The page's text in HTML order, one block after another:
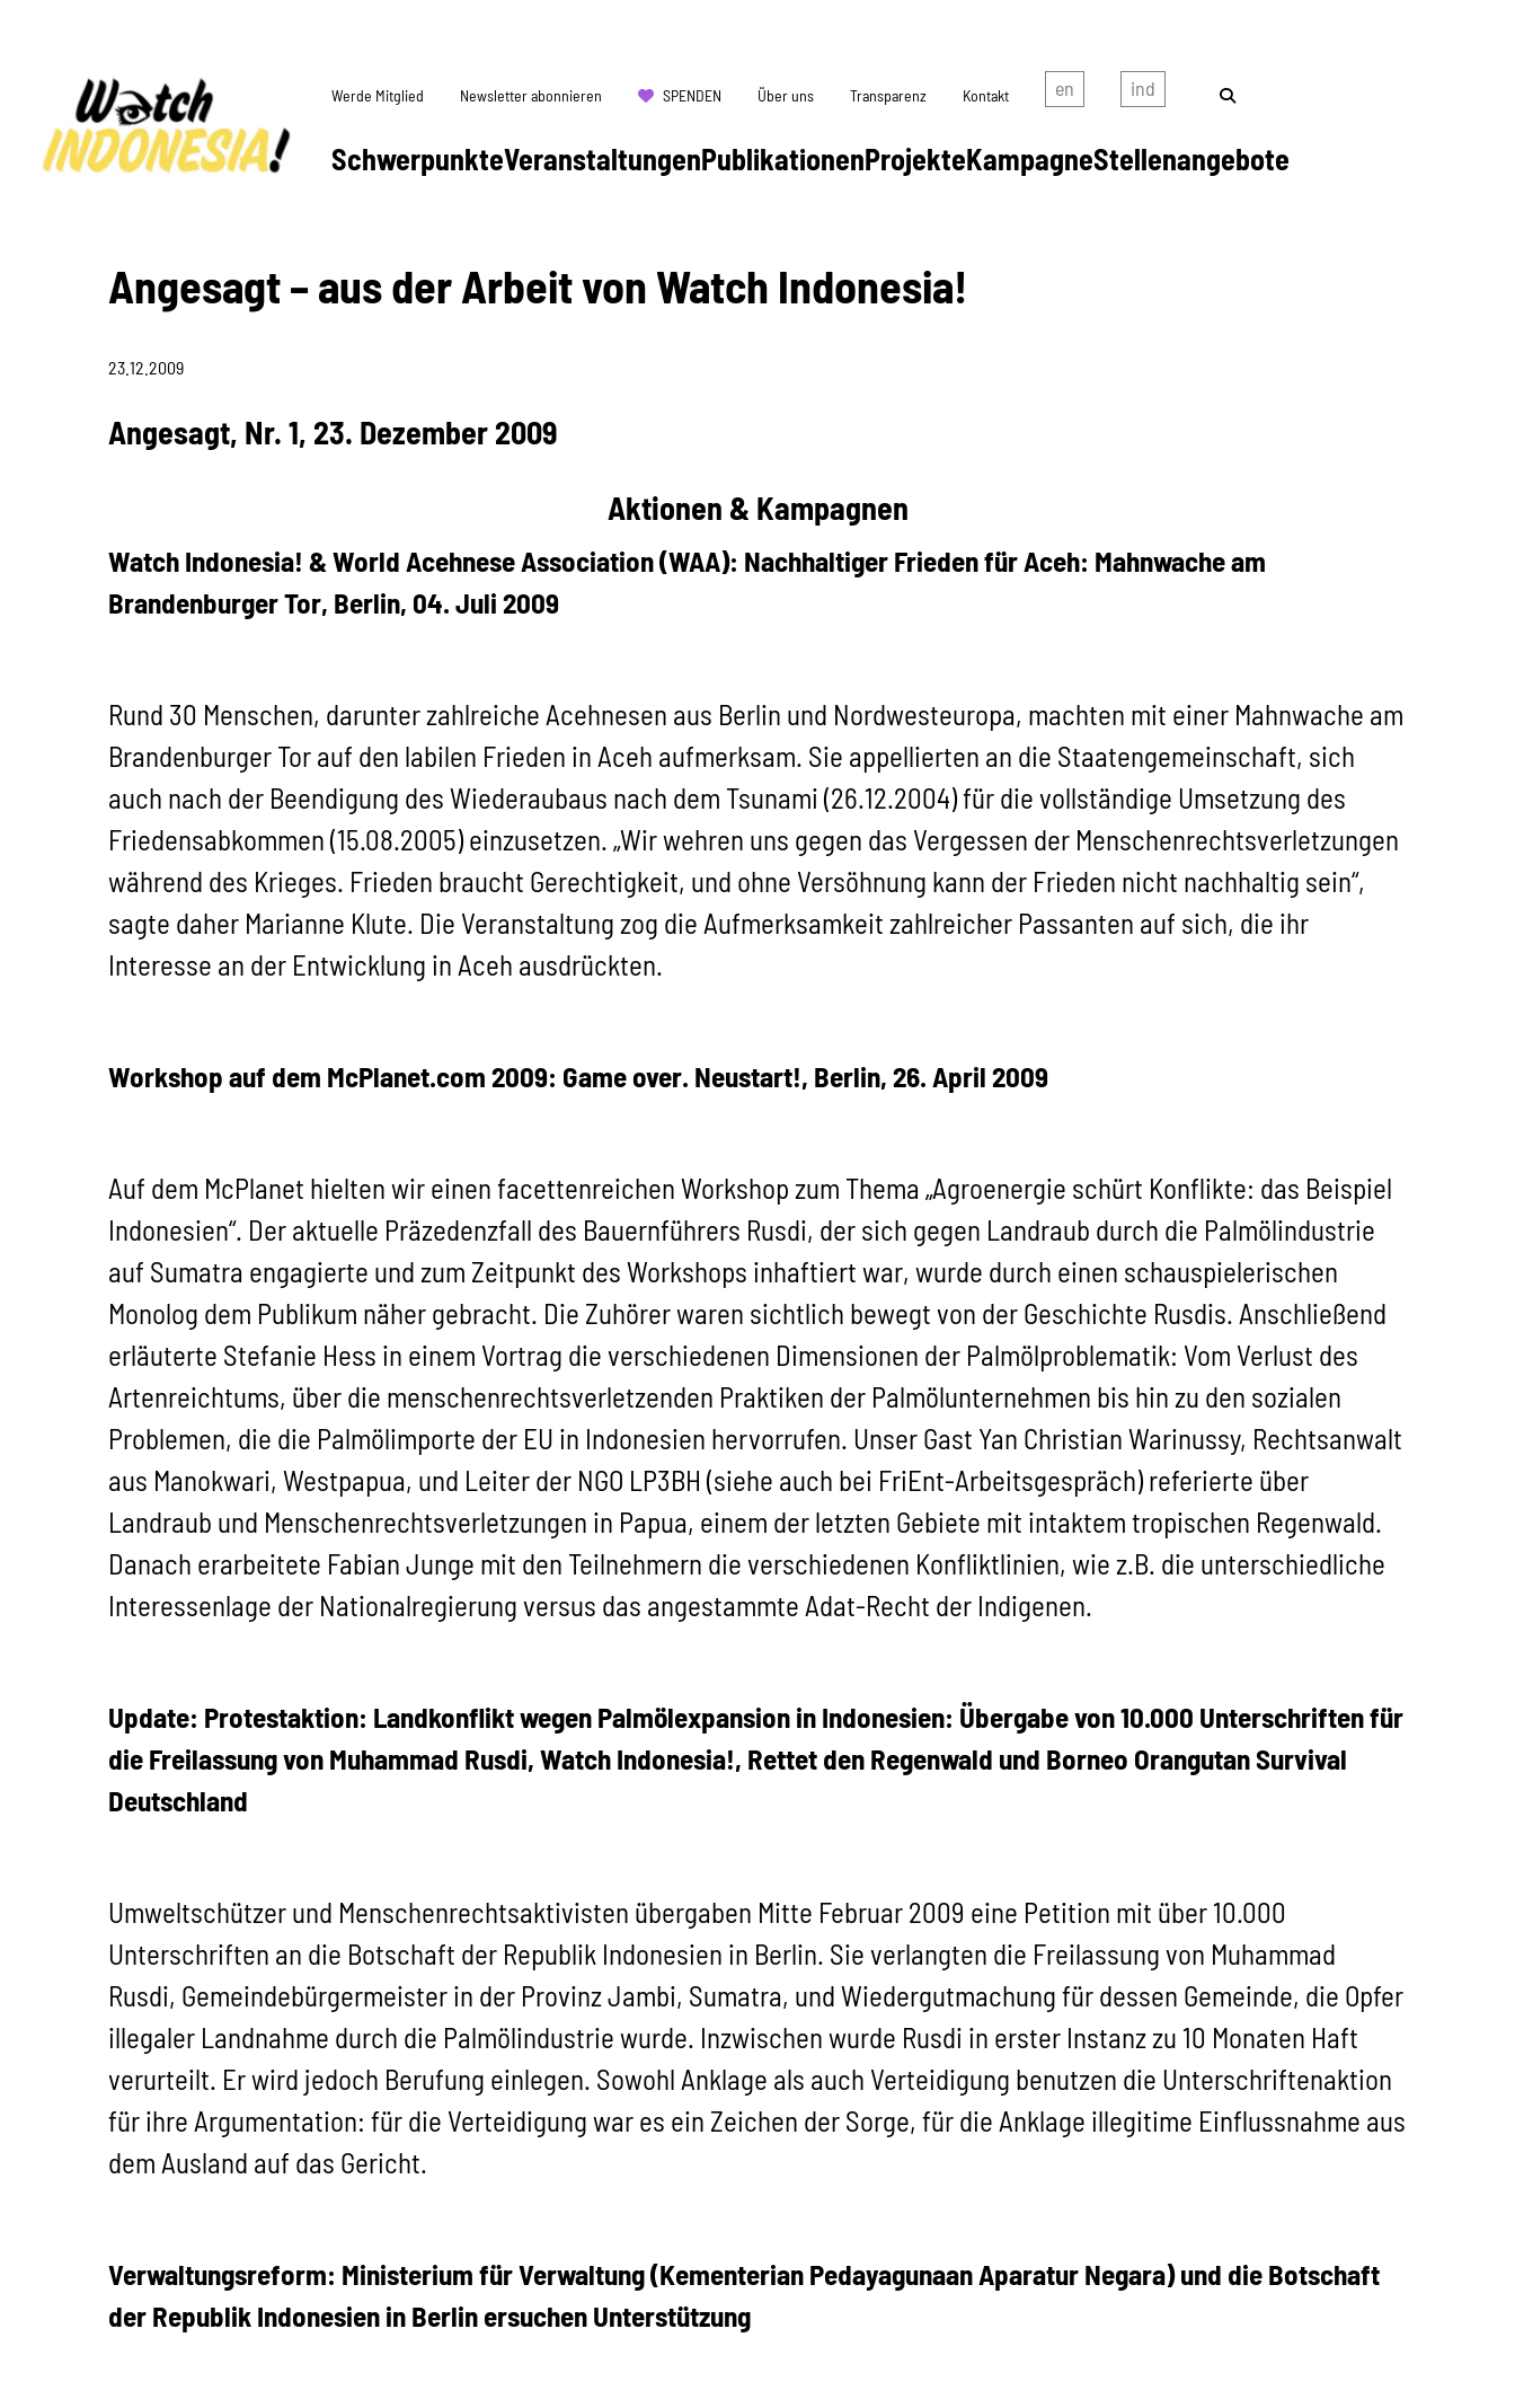
SchwerpunkteVeranstaltungenPublikationenProjekteKampagneStellenangebote
Werde Mitglied Newsletter abonnieren SPENDEN Über uns Transparenz Kontakt
Angesagt – aus der Arbeit von Watch Indonesia!
23.12.2009
Angesagt, Nr. 1, 23. Dezember 2009
Aktionen & Kampagnen
Watch Indonesia! & World Acehnese Association (WAA): Nachhaltiger Frieden für Aceh: Mahnwache am
Brandenburger Tor, Berlin, 04. Juli 2009
Rund 30 Menschen, darunter zahlreiche Acehnesen aus Berlin und Nordwesteuropa, machten mit einer Mahnwache am
Brandenburger Tor auf den labilen Frieden in Aceh aufmerksam. Sie appellierten an die Staatengemeinschaft, sich
auch nach der Beendigung des Wiederaubaus nach dem Tsunami (26.12.2004) für die vollständige Umsetzung des
Friedensabkommen (15.08.2005) einzusetzen. „Wir wehren uns gegen das Vergessen der Menschenrechtsverletzungen
während des Krieges. Frieden braucht Gerechtigkeit, und ohne Versöhnung kann der Frieden nicht nachhaltig sein“,
sagte daher Marianne Klute. Die Veranstaltung zog die Aufmerksamkeit zahlreicher Passanten auf sich, die ihr
Interesse an der Entwicklung in Aceh ausdrückten.
Workshop auf dem McPlanet.com 2009: Game over. Neustart!, Berlin, 26. April 2009
Auf dem McPlanet hielten wir einen facettenreichen Workshop zum Thema „Agroenergie schürt Konflikte: das Beispiel
Indonesien“. Der aktuelle Präzedenzfall des Bauernführers Rusdi, der sich gegen Landraub durch die Palmölindustrie
auf Sumatra engagierte und zum Zeitpunkt des Workshops inhaftiert war, wurde durch einen schauspielerischen
Monolog dem Publikum näher gebracht. Die Zuhörer waren sichtlich bewegt von der Geschichte Rusdis. Anschließend
erläuterte Stefanie Hess in einem Vortrag die verschiedenen Dimensionen der Palmölproblematik: Vom Verlust des
Artenreichtums, über die menschenrechtsverletzenden Praktiken der Palmölunternehmen bis hin zu den sozialen
Problemen, die die Palmölimporte der EU in Indonesien hervorrufen. Unser Gast Yan Christian Warinussy, Rechtsanwalt
aus Manokwari, Westpapua, und Leiter der NGO LP3BH (siehe auch bei FriEnt-Arbeitsgespräch) referierte über
Landraub und Menschenrechtsverletzungen in Papua, einem der letzten Gebiete mit intaktem tropischen Regenwald.
Danach erarbeitete Fabian Junge mit den Teilnehmern die verschiedenen Konfliktlinien, wie z.B. die unterschiedliche
Interessenlage der Nationalregierung versus das angestammte Adat-Recht der Indigenen.
Update: Protestaktion: Landkonflikt wegen Palmölexpansion in Indonesien: Übergabe von 10.000 Unterschriften für
die Freilassung von Muhammad Rusdi, Watch Indonesia!, Rettet den Regenwald und Borneo Orangutan Survival
Deutschland
Umweltschützer und Menschenrechtsaktivisten übergaben Mitte Februar 2009 eine Petition mit über 10.000
Unterschriften an die Botschaft der Republik Indonesien in Berlin. Sie verlangten die Freilassung von Muhammad
Rusdi, Gemeindebürgermeister in der Provinz Jambi, Sumatra, und Wiedergutmachung für dessen Gemeinde, die Opfer
illegaler Landnahme durch die Palmölindustrie wurde. Inzwischen wurde Rusdi in erster Instanz zu 10 Monaten Haft
verurteilt. Er wird jedoch Berufung einlegen. Sowohl Anklage als auch Verteidigung benutzen die Unterschriftenaktion
für ihre Argumentation: für die Verteidigung war es ein Zeichen der Sorge, für die Anklage illegitime Einflussnahme aus
dem Ausland auf das Gericht.
Verwaltungsreform: Ministerium für Verwaltung (Kementerian Pedayagunaan Aparatur Negara) und die Botschaft
der Republik Indonesien in Berlin ersuchen Unterstützung